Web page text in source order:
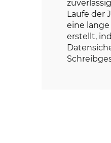
Laufe der
eine
erstellt,